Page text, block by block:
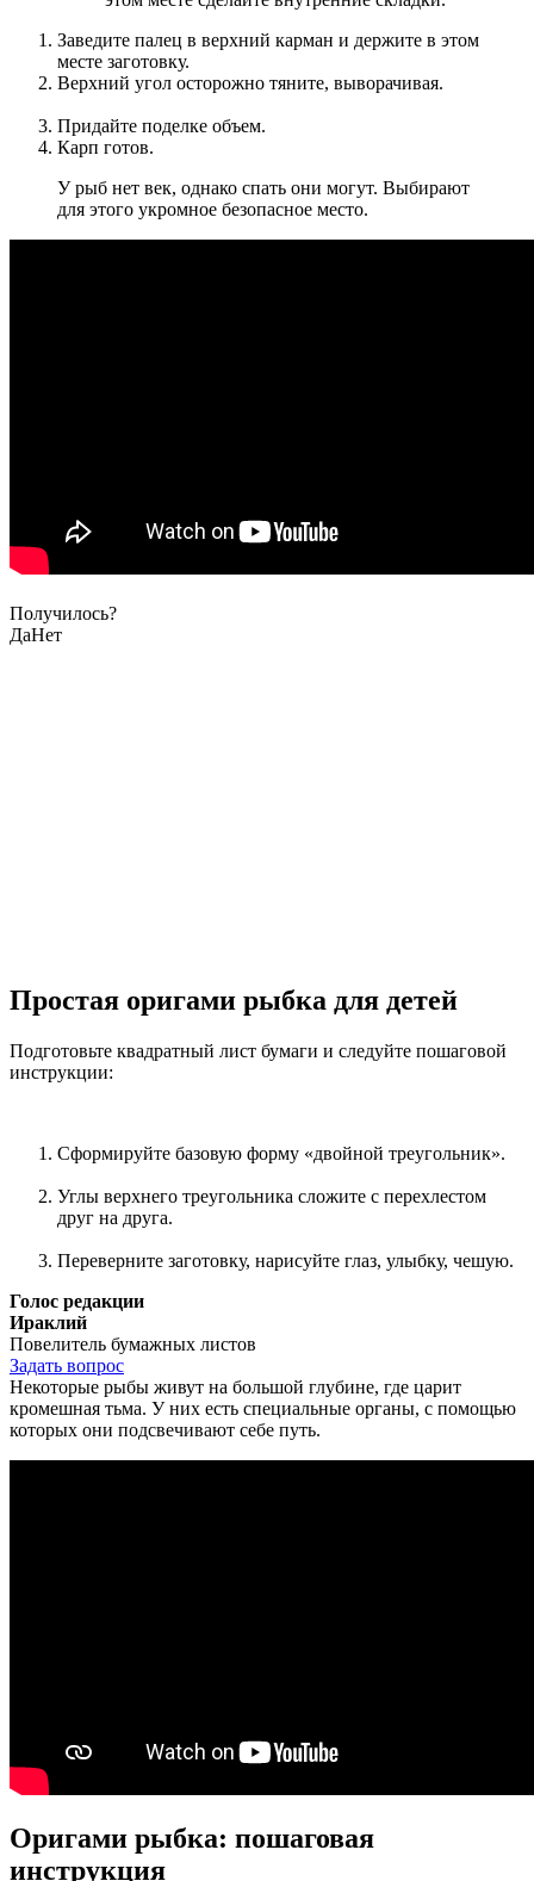
Заведите палец в верхний карман и держите в этом
месте заготовку.
Верхний угол осторожно тяните, выворачивая.
Придайте поделке объем.
Карп готов.
У рыб нет век, однако спать они могут. Выбирают
для этого укромное безопасное место.
Получилось?
ДаНет
Простая оригами рыбка для детей
Подготовьте квадратный лист бумаги и следуйте пошаговой
инструкции:
Сформируйте базовую форму «двойной треугольник».
Углы верхнего треугольника сложите с перехлестом
друг на друга.
Переверните заготовку, нарисуйте глаз, улыбку, чешую.
Голос редакции
Ираклий
Повелитель бумажных листов
Задать вопрос
Некоторые рыбы живут на большой глубине, где царит
кромешная тьма. У них есть специальные органы, с помощью
которых они подсвечивают себе путь.
Оригами рыбка: пошаговая
инструкция